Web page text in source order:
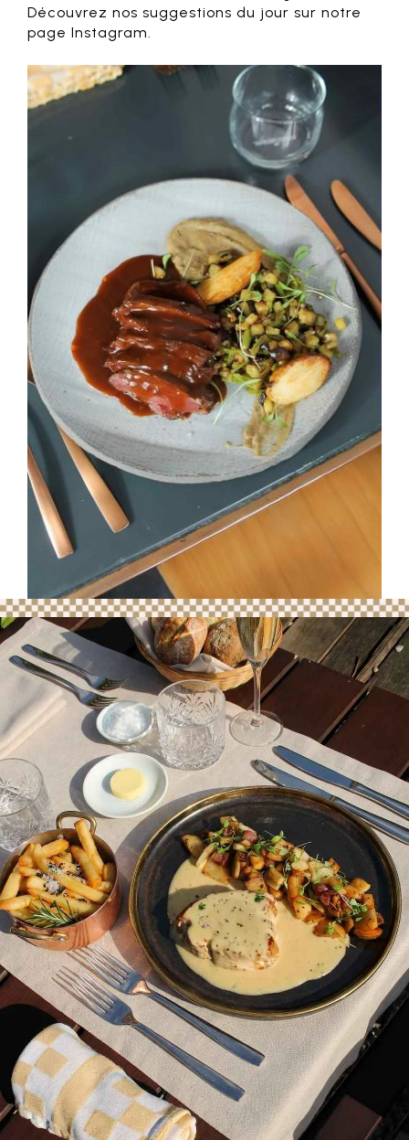
Découvrez nos suggestions du jour sur notre
page Instagram.
Contactez-nous
pour un moment
convivial
Nous sommes impatients de vous accueillir
et de répondre à toutes vos demandes.
N'hésitez pas à nous contacter pour toute
réservation ou question concernant notre
cuisine, nos menus ou nos différentes
formules.
+110 avis satisfaits | 4.7 notes